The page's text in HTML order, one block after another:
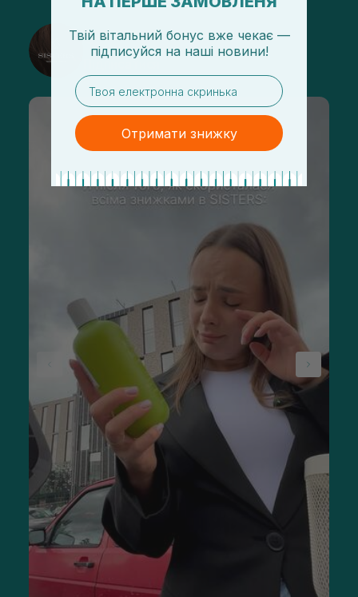
@sisters_stelmakh в Instagram
Твій вітальний бонус вже чекає —
підписуйся на наші новини!
email
Отримати знижку